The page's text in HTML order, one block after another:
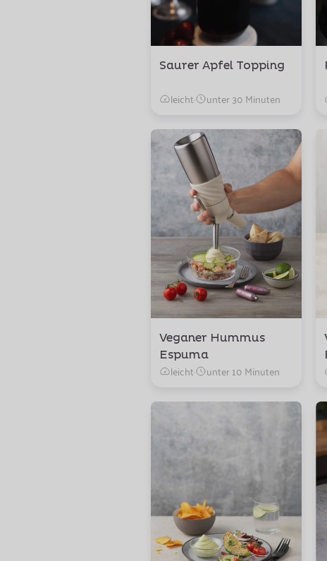
Saurer Apfel Topping
leicht· unter 30 Minuten
Veganer Hummus
Espuma
leicht· unter 10 Minuten